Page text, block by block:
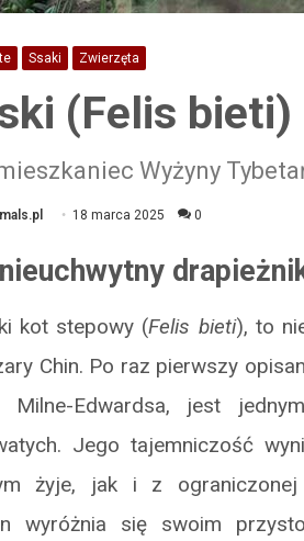
Ssaki Zwierzęta
(Felis bieti)
Wyżyny
18 marca 2025 0
kot stepowy (Felis bieti), to
Chin. Po raz pierwszy
Edwardsa, jest
Jego tajemniczość
żyje, jak i z
wyróżnia się swoim